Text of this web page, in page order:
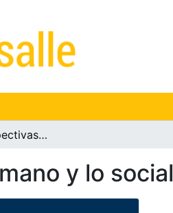
Diálogos y perspectivas éticas : pensar lo humano y lo social
y lo social